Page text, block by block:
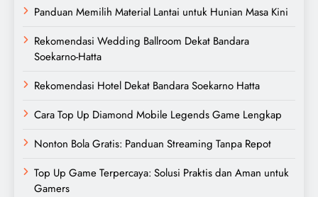
Panduan Memilih Material Lantai untuk Hunian Masa Kini
Rekomendasi Wedding Ballroom Dekat Bandara
Soekarno-Hatta
Rekomendasi Hotel Dekat Bandara Soekarno Hatta
Cara Top Up Diamond Mobile Legends Game Lengkap
Nonton Bola Gratis: Panduan Streaming Tanpa Repot
Top Up Game Terpercaya: Solusi Praktis dan Aman untuk
Gamers